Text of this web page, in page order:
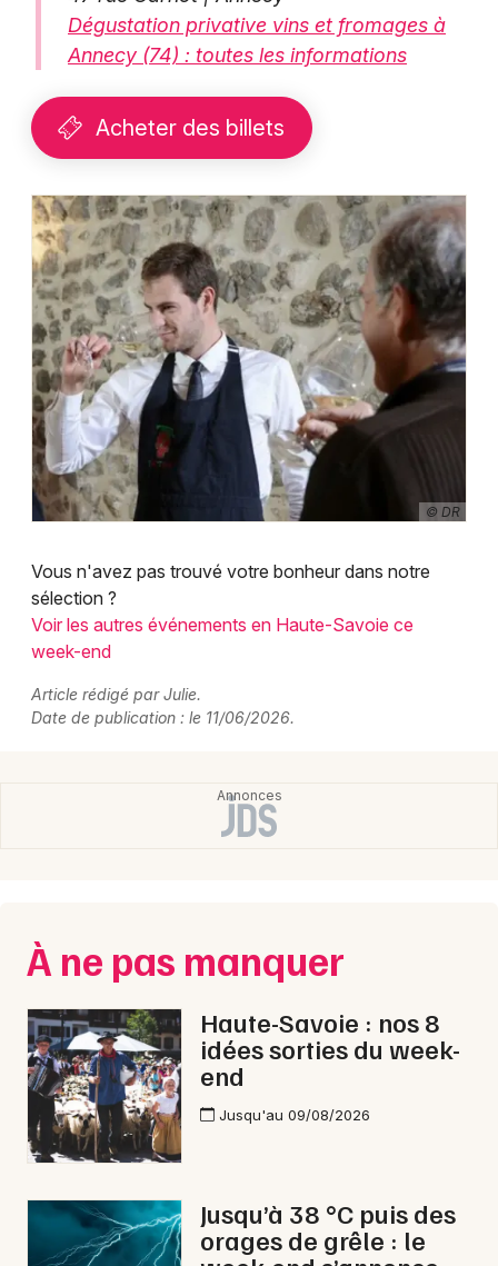
Dégustation privative vins et fromages à
Annecy (74) : toutes les informations
Acheter des billets
© DR
Vous n'avez pas trouvé votre bonheur dans notre
sélection ?
Voir les autres événements en Haute-Savoie ce
week-end
Article rédigé par Julie.
Date de publication : le 11/06/2026.
À ne pas manquer
Haute-Savoie : nos 8
idées sorties du week-
end
Jusqu'au 09/08/2026
Jusqu’à 38 °C puis des
orages de grêle : le